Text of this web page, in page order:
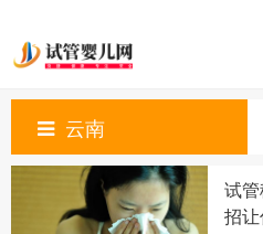
云南
试
招